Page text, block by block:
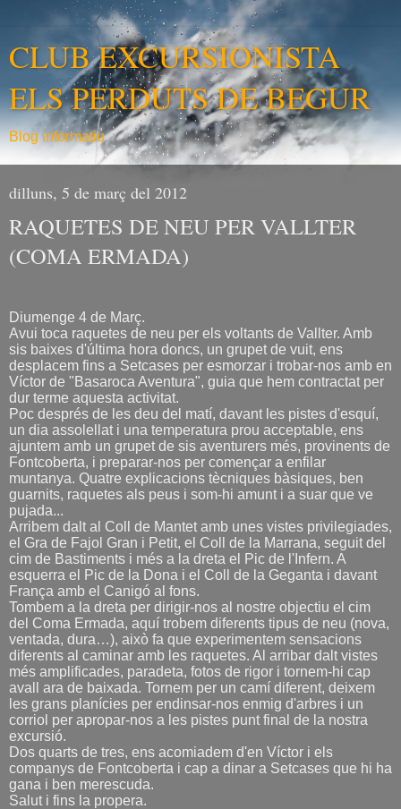
CLUB EXCURSIONISTA
ELS PERDUTS DE BEGUR
Blog informatiu
dilluns, 5 de març del 2012
RAQUETES DE NEU PER VALLTER
(COMA ERMADA)
Diumenge 4 de Març.
Avui toca raquetes de neu per els voltants de Vallter. Amb
sis baixes d'última hora doncs, un grupet de vuit, ens
desplacem fins a Setcases per esmorzar i trobar-nos amb en
Víctor de "Basaroca Aventura", guia que hem contractat per
dur terme aquesta activitat.
Poc després de les deu del matí, davant les pistes d'esquí,
un dia assolellat i una temperatura prou acceptable, ens
ajuntem amb un grupet de sis aventurers més, provinents de
Fontcoberta, i preparar-nos per començar a enfilar
muntanya. Quatre explicacions tècniques bàsiques, ben
guarnits, raquetes als peus i som-hi amunt i a suar que ve
pujada...
Arribem dalt al Coll de Mantet amb unes vistes privilegiades,
el Gra de Fajol Gran i Petit, el Coll de la Marrana, seguit del
cim de Bastiments i més a la dreta el Pic de l'Infern. A
esquerra el Pic de la Dona i el Coll de la Geganta i davant
França amb el Canigó al fons.
Tombem a la dreta per dirigir-nos al nostre objectiu el cim
del Coma Ermada, aquí trobem diferents tipus de neu (nova,
ventada, dura…), això fa que experimentem sensacions
diferents al caminar amb les raquetes. Al arribar dalt vistes
més amplificades, paradeta, fotos de rigor i tornem-hi cap
avall ara de baixada. Tornem per un camí diferent, deixem
les grans planícies per endinsar-nos enmig d'arbres i un
corriol per apropar-nos a les pistes punt final de la nostra
excursió.
Dos quarts de tres, ens acomiadem d'en Víctor i els
companys de Fontcoberta i cap a dinar a Setcases que hi ha
gana i ben merescuda.
Salut i fins la propera.